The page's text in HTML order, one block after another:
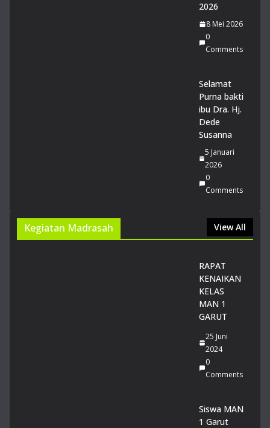
2026
8 Mei 2026
0
Comments
Selamat
Purna bakti
ibu Dra. Hj.
Dede
Susanna
5 Januari
2026
0
Comments
Kegiatan Madrasah View All
RAPAT
KENAIKAN
KELAS
MAN 1
GARUT
25 Juni
2024
0
Comments
Siswa MAN
1 Garut